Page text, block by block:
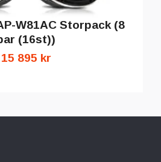
W81AC Storpack (8
(16st))
15 895 kr